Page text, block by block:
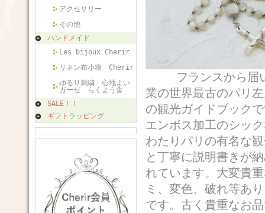
アクセサリー
その他
ハンドメイド
Les bijoux Cherir
リネン布小物 Cherir
ゆるり刺繍 心地よい
ガーゼ らくよう舎
SALE！！
ギフトラッピング
フランスから届い
業の世界最古のパリ
の観光ガイドブック
エンボス加工のシッ
わたりパリの有名な
と丁寧に説明書きが
れています。大変貴
ミ、変色、破れ等あ
です。古く貴重なお